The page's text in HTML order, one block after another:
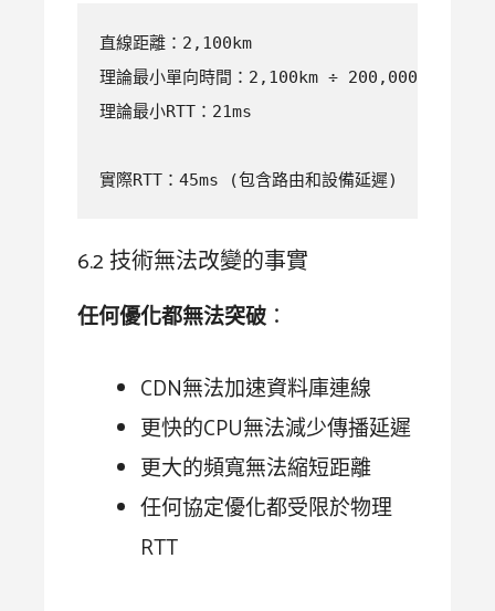
直線距離：2,100km
理論最小單向時間：2,100km ÷ 200,000km/s =
理論最小RTT：21ms
實際RTT：45ms (包含路由和設備延遲)
6.2 技術無法改變的事實
任何優化都無法突破 ：
CDN無法加速資料庫連線
更快的CPU無法減少傳播延遲
更大的頻寬無法縮短距離
任何協定優化都受限於物理
RTT